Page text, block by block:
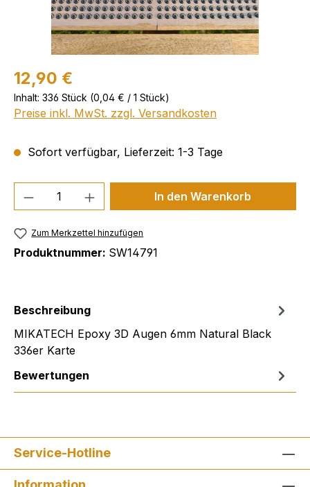
12,90 €
Inhalt: 336 Stück (0,04 € / 1 Stück)
Preise inkl. MwSt. zzgl. Versandkosten
Sofort verfügbar, Lieferzeit: 1-3 Tage
Produkt Anzahl: Gib denIn den Warenkorb
Zum Merkzettel hinzufügen
Produktnummer: SW14791
Beschreibung
MIKATECH Epoxy 3D Augen 6mm Natural Black
336er Karte
Bewertungen
Service-Hotline